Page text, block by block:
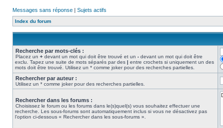
Messages sans réponse | Sujets actifs
Index du forum
Recherche par mots-clés :
Placez un + devant un mot qui doit être trouvé et un - devant un mot qui doit être
exclu. Tapez une suite de mots séparés par des | entre crochets si uniquement un des
mots doit être trouvé. Utilisez un * comme joker pour des recherches partielles.
Rechercher par auteur :
Utilisez un * comme joker pour des recherches partielles.
Rechercher dans les forums :
Choisissez le forum ou les forums dans le(s)quel(s) vous souhaitez effectuer une
recherche. Les sous-forums sont automatiquement inclus si vous ne désactivez pas
l’option ci-dessous « Rechercher dans les sous-forums ».